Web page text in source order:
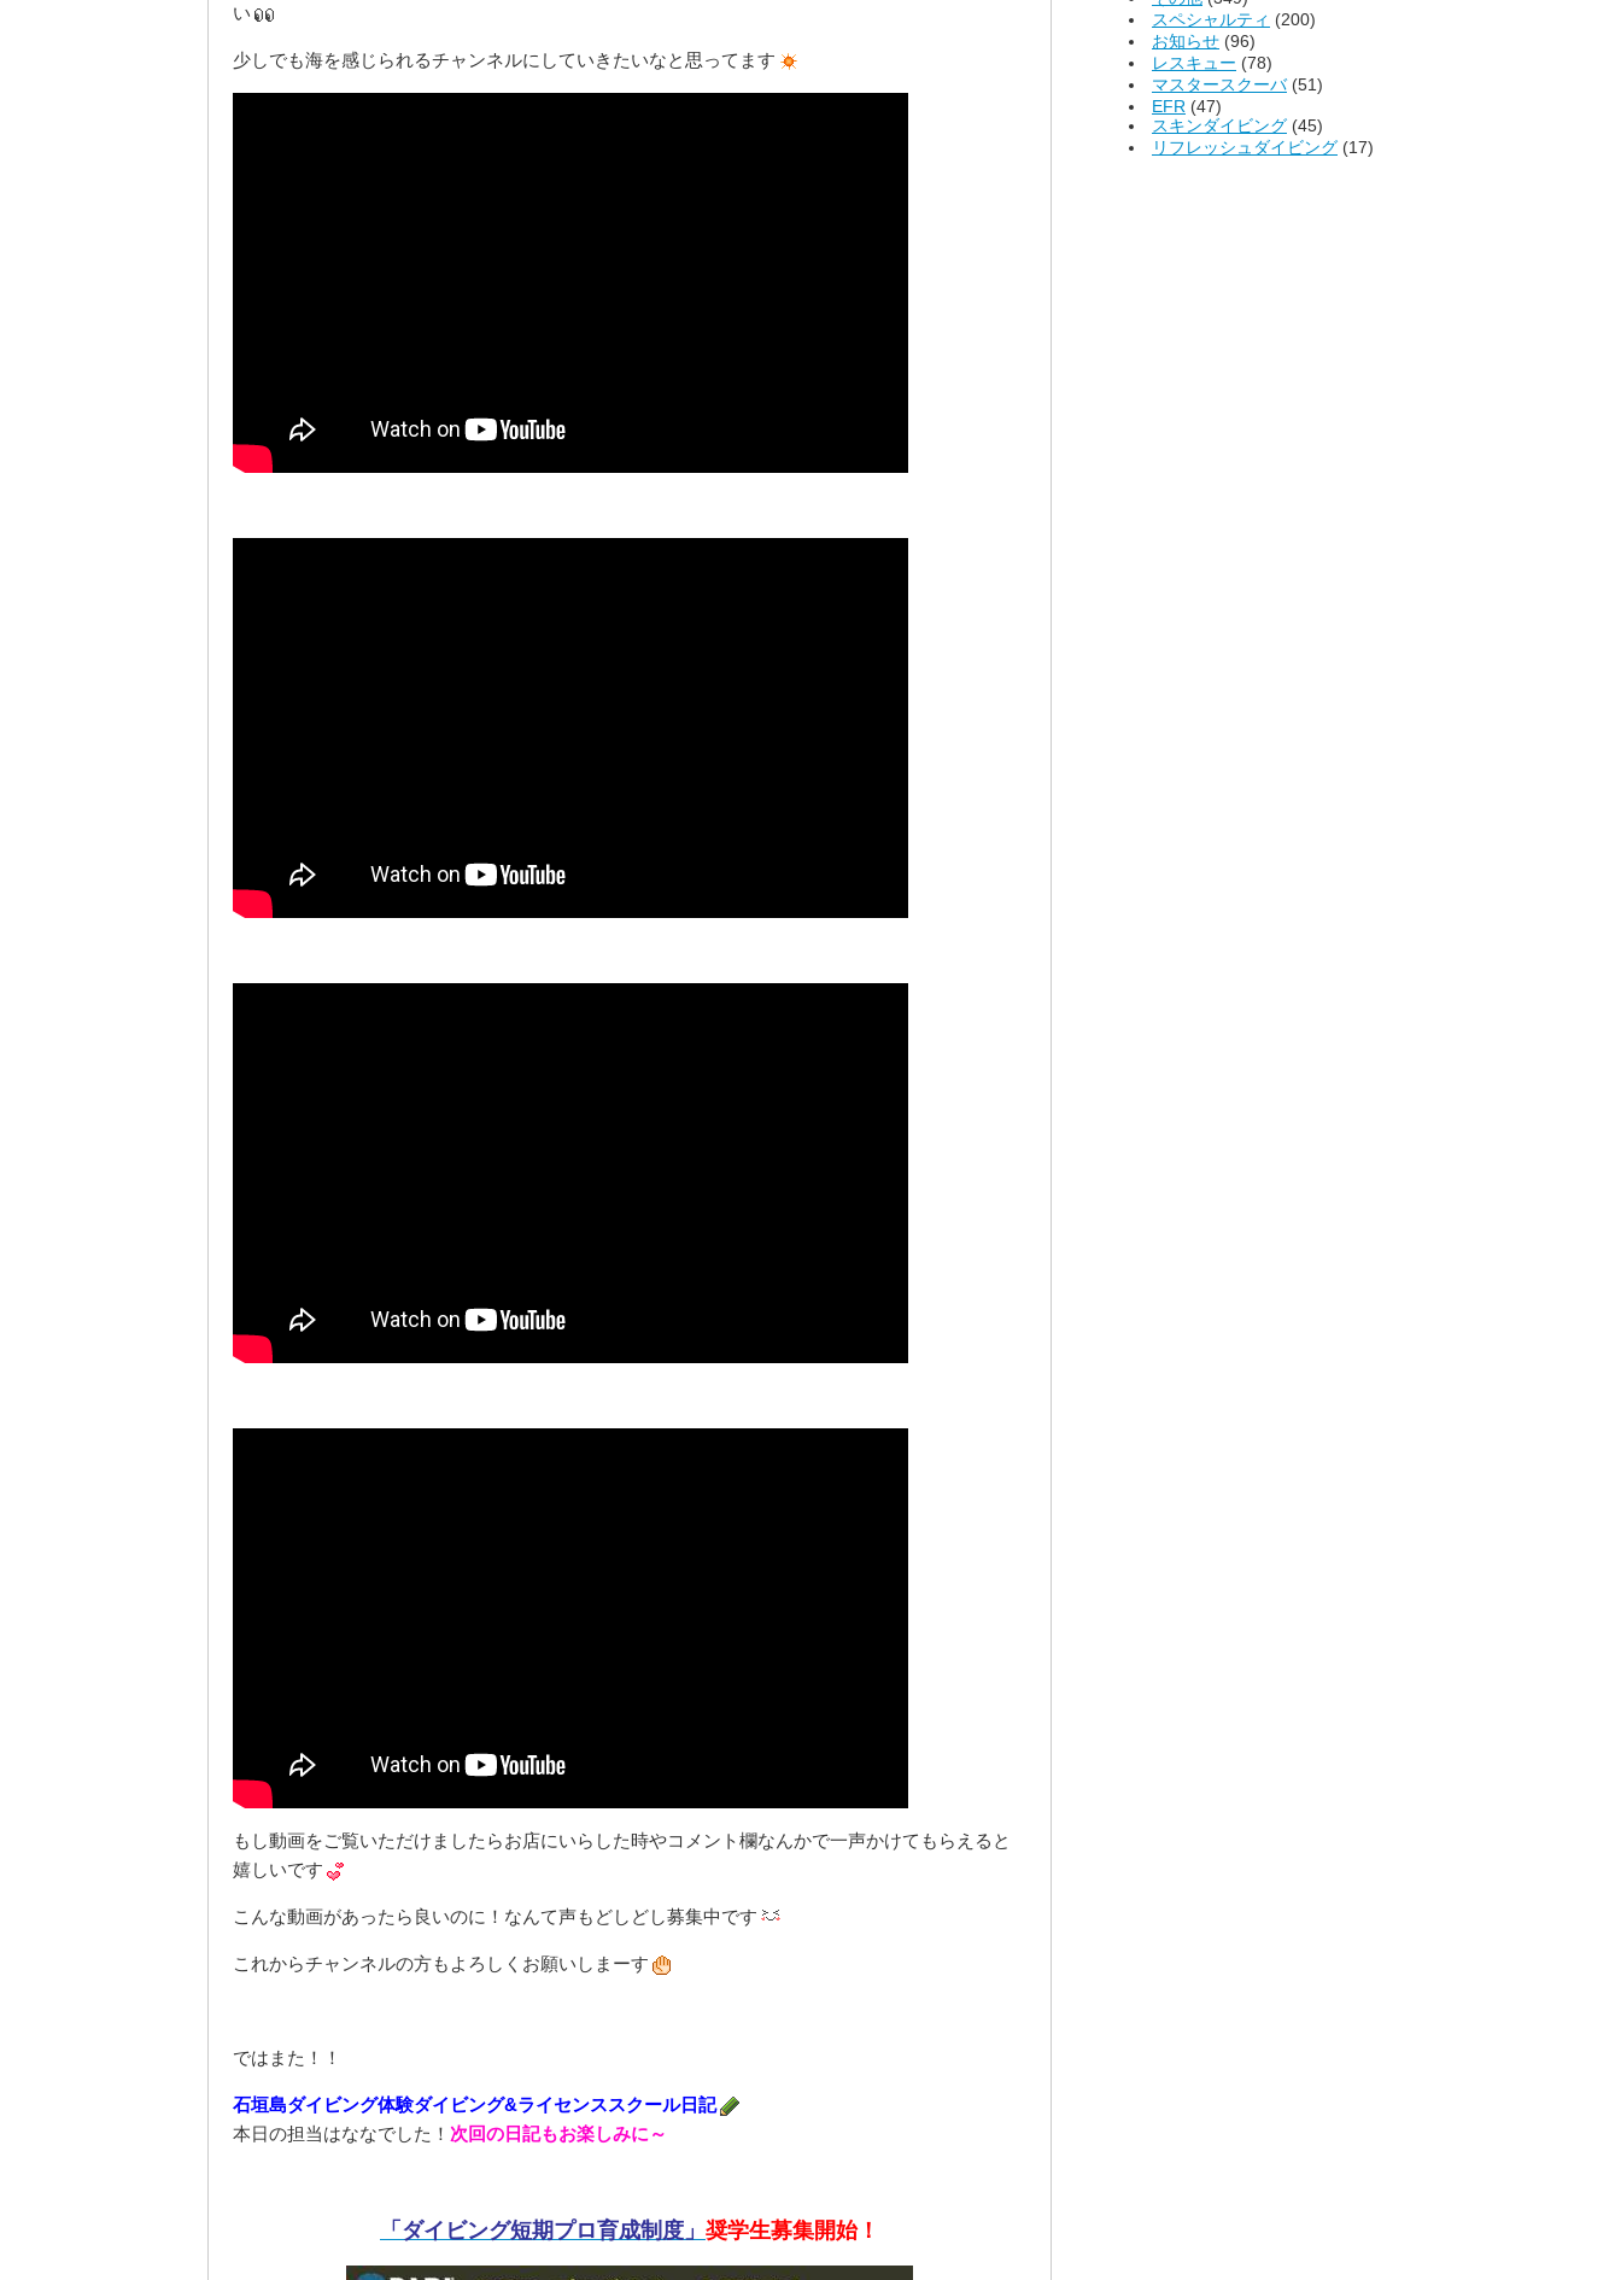
スペシャルティ (200)
お知らせ (96)
レスキュー (78)
マスタースクーバ(51)
EFR (47)
スキンダイビング (45)
リフレッシュダイビング (17)
い
少しでも海を感じられるチャンネルにしていきたいなと思ってます
もし動画をご覧いただけましたらお店にいらした時やコメント欄なんかで一声かけてもらえると
嬉しいです
こんな動画があったら良いのに！なんて声もどしどし募集中です
これからチャンネルの方もよろしくお願いしまーす
ではまた！！
石垣島ダイビング体験ダイビング&ライセンススクール日記
本日の担当はななでした！ 次回の日記もお楽しみに～
「ダイビング短期プロ育成制度」 奨学生募集開始！